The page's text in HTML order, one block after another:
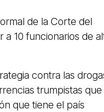
de la Corte del
a 10 funcionarios de
contra las
trumpistas que
que tiene el país